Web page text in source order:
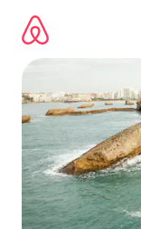
direct
naar
inhoud